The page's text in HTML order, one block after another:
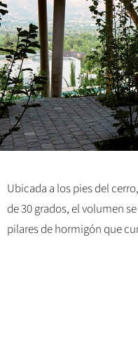
Ubicada a los pies del
de 30 grados, el volumen
pilares de hormigón que